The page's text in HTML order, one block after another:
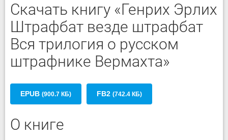
Скачать книгу «Генрих Эрлих
Штрафбат везде штрафбат
Вся трилогия о русском
штрафнике Вермахта»
EPUB (900.7 КБ) FB2 (742.4 КБ)
О книге